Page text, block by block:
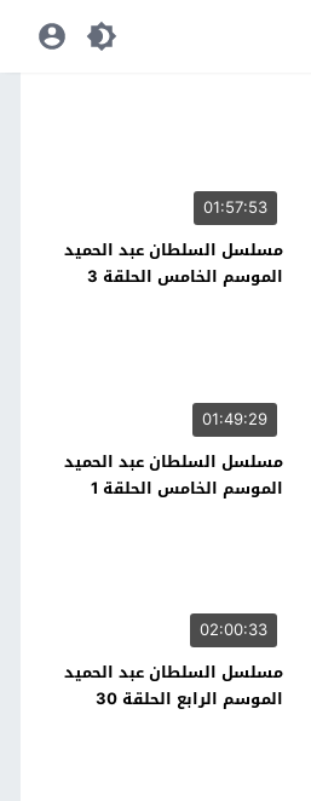
01:57:53
مسلسل السلطان عبد الحميد
الموسم الخامس الحلقة 3
01:49:29
مسلسل السلطان عبد الحميد
الموسم الخامس الحلقة 1
02:00:33
مسلسل السلطان عبد الحميد
الموسم الرابع الحلقة 30